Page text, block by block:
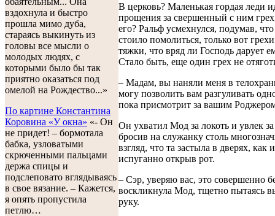
вздохнула и быстро
прошла мимо дуба,
стараясь выкинуть из
головы все мысли о
молодых людях, с
которыми было бы так
приятно оказаться под
омелой на Рождество...»
По картине Константина
Коровина «У окна» «- Он
не придет! – бормотала
бабка, узловатыми
скрюченными пальцами
держа спицы и
подслеповато вглядываясь
в свое вязание. – Кажется,
я опять пропустила
петлю…
В церковь? Маленькая гордая леди
прощения за свершенный с ним
его? Ральф усмехнулся, подумав,
стоило помолиться, только вот
тяжки, что вряд ли Господь дарует
Стало быть, еще один грех не
– Мадам, вы наняли меня в
могу позволить вам разгуливать
пока присмотрит за вашим
Он ухватил Мод за локоть и увлек
бросив на служанку столь
взгляд, что та застыла в дверях, как
испуганно открыв рот.
– Сэр, уверяю вас, это совершенно
воскликнула Мод, тщетно пытаясь
руку.